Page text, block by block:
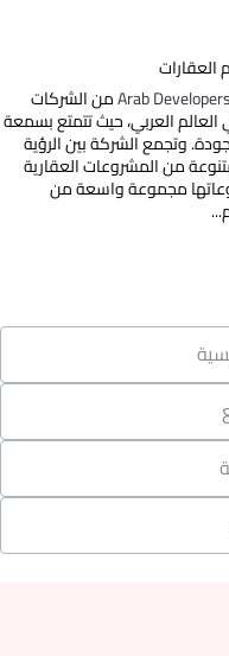
العقارات
Arabمن الشركات
العالم العربي، حيث تتمتع بسمعة
وتجمع الشركة بين الرؤية
من المشروعات العقارية
مجموعة واسعة من